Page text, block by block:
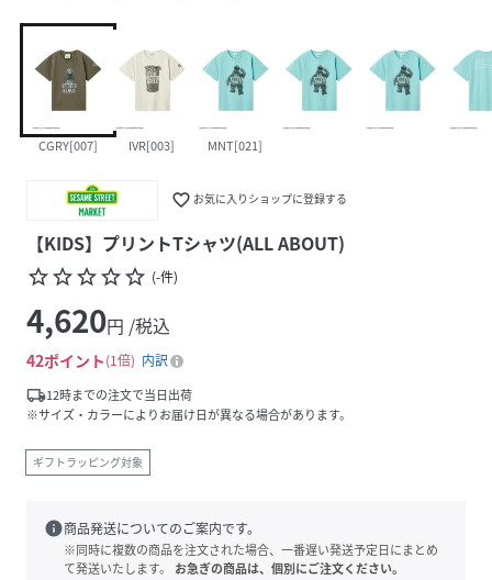
CGRY[007] IVR[003] MNT[021]
favorite_border お気に入りショップに登録する
【KIDS】プリントTシャツ(ALL ABOUT)
star_borderstar_borderstar_borderstar_borderstar_border (-件)
4,620円 /税込
42ポイント 1倍
内訳
local_shipping12時までの注文で当日出荷
※サイズ・カラーによりお届け日が異なる場合があります。
ギフトラッピング対象
info商品発送についてのご案内です。
※同時に複数の商品を注文された場合、一番遅い発送予定日にまとめ
て発送いたします。
お急ぎの商品は、個別にご注文ください。